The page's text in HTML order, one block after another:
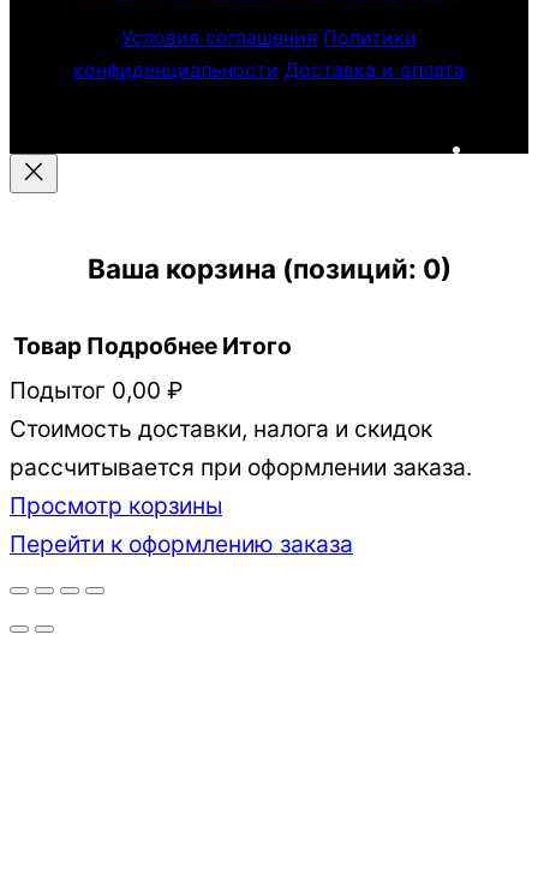
Условия соглашения Политики
конфиденциальности Доставка и оплата
Ваша корзина (позиций: 0)
Товары
в
корзине
Товар Подробнее Итого
Подытог 0,00 ₽
Стоимость доставки, налога и скидок
рассчитывается при оформлении заказа.
Просмотр корзины
Перейти к оформлению заказа